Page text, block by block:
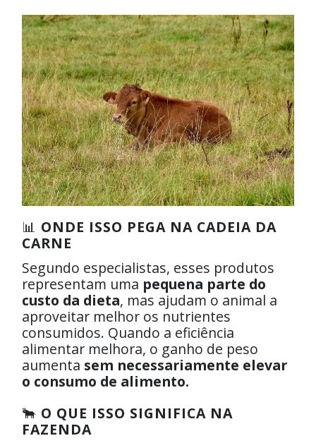
📊 ONDE ISSO PEGA NA CADEIA DA
CARNE
Segundo especialistas, esses produtos
representam uma pequena parte do
custo da dieta, mas ajudam o animal a
aproveitar melhor os nutrientes
consumidos. Quando a eficiência
alimentar melhora, o ganho de peso
aumenta sem necessariamente elevar
o consumo de alimento.
🐂 O QUE ISSO SIGNIFICA NA
FAZENDA